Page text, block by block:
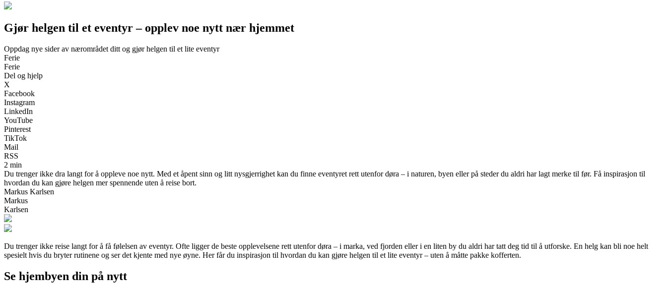
Gjør helgen til et eventyr – opplev noe nytt nær hjemmet
Oppdag nye sider av nærområdet ditt og gjør helgen til et lite eventyr
Ferie
Ferie
Del og hjelp
X
Facebook
Instagram
LinkedIn
YouTube
Pinterest
TikTok
Mail
RSS
2 min
Du trenger ikke dra langt for å oppleve noe nytt. Med et åpent sinn og litt nysgjerrighet kan du finne eventyret rett utenfor døra – i naturen, byen eller på steder du aldri har lagt merke til før. Få inspirasjon til
hvordan du kan gjøre helgen mer spennende uten å reise bort.
Markus Karlsen
Markus
Karlsen
Du trenger ikke reise langt for å få følelsen av eventyr. Ofte ligger de beste opplevelsene rett utenfor døra – i marka, ved fjorden eller i en liten by du aldri har tatt deg tid til å utforske. En helg kan bli noe helt
spesielt hvis du bryter rutinene og ser det kjente med nye øyne. Her får du inspirasjon til hvordan du kan gjøre helgen til et lite eventyr – uten å måtte pakke kofferten.
Se hjembyen din på nytt